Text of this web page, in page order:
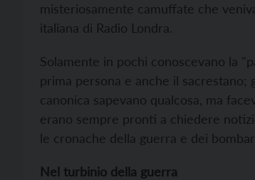
misteriosamente camuffate che
italiana di Radio Londra.
Solamente in pochi conoscevano la
prima persona e anche il
canonica sapevano qualcosa, ma
erano sempre pronti a chiedere
le cronache della guerra e dei
Nel turbinio della guerra